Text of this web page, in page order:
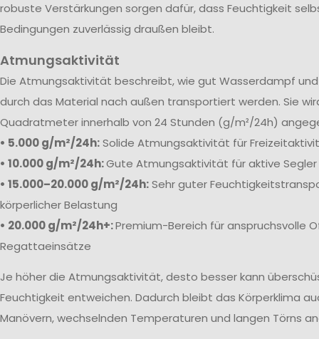
robuste Verstärkungen sorgen dafür, dass Feuchtigkeit
Bedingungen zuverlässig draußen bleibt.
Atmungsaktivität
Die Atmungsaktivität beschreibt, wie gut Wasserdampf
durch das Material nach außen transportiert werden. Sie
Quadratmeter innerhalb von 24 Stunden (g/m²/24h)
• 5.000 g/m²/24h:Solide Atmungsaktivität für
• 10.000 g/m²/24h:Gute Atmungsaktivität für aktive Segler
• 15.000–20.000 g/m²/24h:Sehr guter
körperlicher Belastung
• 20.000 g/m²/24h+:Premium-Bereich für anspruchsvolle
Regattaeinsätze
Je höher die Atmungsaktivität, desto besser kann
Feuchtigkeit entweichen. Dadurch bleibt das Körperklima
Manövern, wechselnden Temperaturen und langen Törns